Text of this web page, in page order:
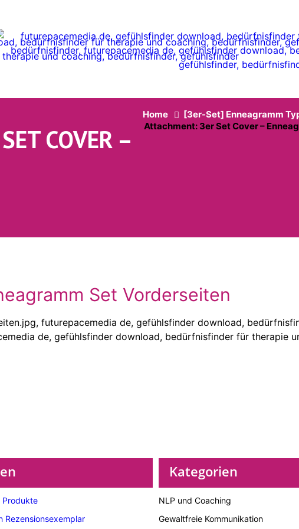
COVER –
Home
[3er-Set] Enneagramm
Attachment: 3er Set Cover –
Set Vorderseiten
Produkte
Rezensionsexemplar
Kategorien
NLP und Coaching
Gewaltfreie Kommunikation